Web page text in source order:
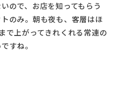
ので、お店を知ってもらう
のみ。朝も夜も、客層はほ
で上がってきれくれる常連の
すね。